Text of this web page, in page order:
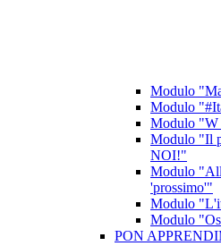
Modulo
Modulo
Modulo "W
Modulo "Il
NOI!"
Modulo
'prossimo'"
Modulo
Modulo
PON